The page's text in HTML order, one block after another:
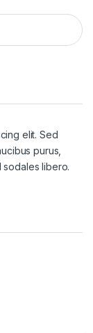
elit. Sed
purus,
sodales libero.